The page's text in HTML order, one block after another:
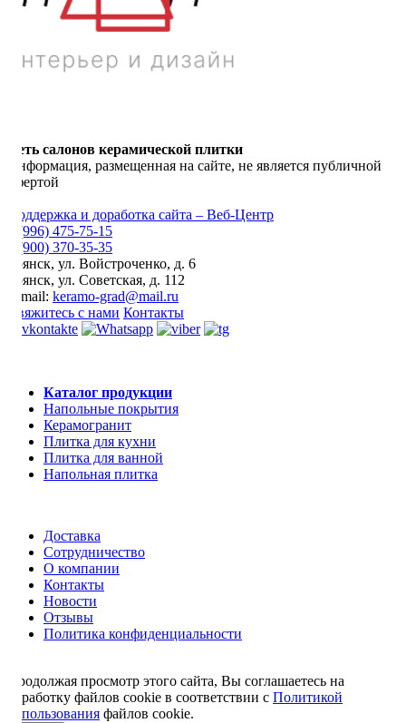
Сеть салонов керамической плитки
Информация, размещенная на сайте, не является публичной
офертой
Поддержка и доработка сайта – Веб-Центр
8 (996) 475-75-15
8 (900) 370-35-35
Брянск, ул. Войстроченко, д. 6
Брянск, ул. Советская, д. 112
E-mail: keramo-grad@mail.ru
Свяжитесь с нами Контакты
Каталог продукции
Напольные покрытия
Керамогранит
Плитка для кухни
Плитка для ванной
Напольная плитка
Доставка
Сотрудничество
О компании
Контакты
Новости
Отзывы
Политика конфиденциальности
Продолжая просмотр этого сайта, Вы соглашаетесь на
обработку файлов cookie в соответствии с Политикой
использования файлов cookie.